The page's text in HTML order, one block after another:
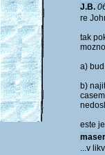
J.B.
re
tak
a)
b)
este
maser
...v